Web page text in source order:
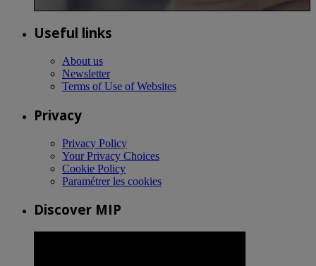
Useful links
About us
Newsletter
Terms of Use of Websites
Privacy
Privacy Policy
Your Privacy Choices
Cookie Policy
Paramétrer les cookies
Discover MIP